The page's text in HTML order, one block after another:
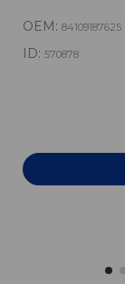
OEM: 84109187625
ID: 570878